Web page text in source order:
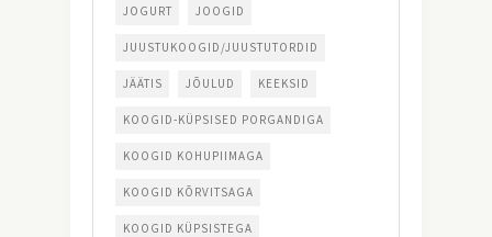
JOGURT JOOGID
JUUSTUKOOGID/JUUSTUTORDID
JÄÄTIS JÕULUD KEEKSID
KOOGID-KÜPSISED PORGANDIGA
KOOGID KOHUPIIMAGA
KOOGID KÕRVITSAGA
KOOGID KÜPSISTEGA